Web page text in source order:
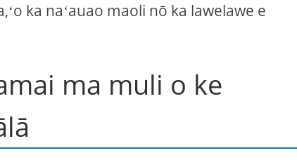
ka naʻauao maoli nō ka lawelawe e
ma muli o ke